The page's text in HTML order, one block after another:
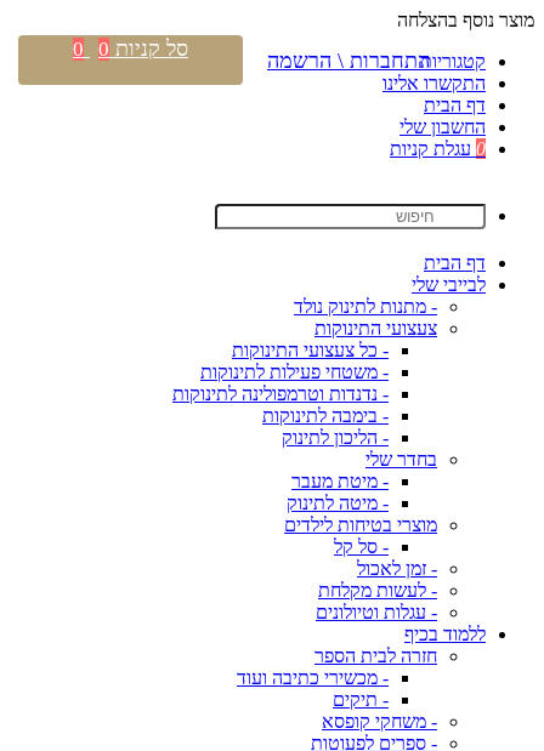
מוצר נוסף בהצלחה
קטגוריות
התקשרו אלינו
דף הבית
החשבון שלי
0 עגלת קניות
דף הבית
לבייבי שלי
- מתנות לתינוק נולד
צעצועי התינוקות
- כל צעצועי התינוקות
- משטחי פעילות לתינוקות
- נדנדות וטרמפולינה לתינוקות
- בימבה לתינוקות
- הליכון לתינוק
בחדר שלי
- מיטת מעבר
- מיטה לתינוק
מוצרי בטיחות לילדים
- סל קל
- זמן לאכול
- לעשות מקלחת
- עגלות וטיולונים
ללמוד בכיף
חזרה לבית הספר
- מכשירי כתיבה ועוד
- תיקים
- משחקי קופסא
- ספרים לפעוטות
התחברות \ הרשמה סל קניות 0
0